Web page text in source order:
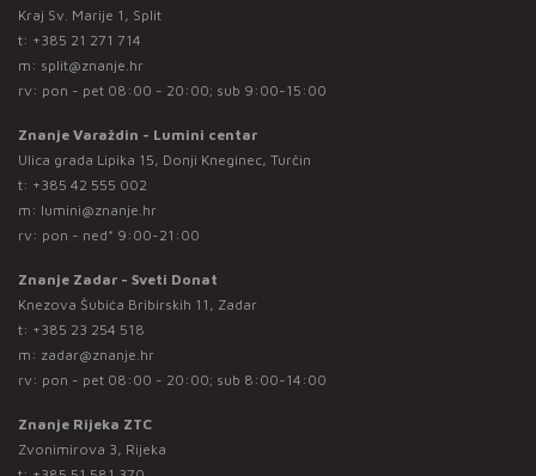
Kraj Sv. Marije 1, Split
t: +385 21 271 714
m: split@znanje.hr
rv: pon - pet 08:00 - 20:00; sub 9:00-15:00
Znanje Varaždin - Lumini centar
Ulica grada Lipika 15, Donji Kneginec, Turčin
t: +385 42 555 002
m: lumini@znanje.hr
rv: pon - ned* 9:00-21:00
Znanje Zadar - Sveti Donat
Knezova Šubića Bribirskih 11, Zadar
t: +385 23 254 518
m: zadar@znanje.hr
rv: pon - pet 08:00 - 20:00; sub 8:00-14:00
Znanje Rijeka ZTC
Zvonimirova 3, Rijeka